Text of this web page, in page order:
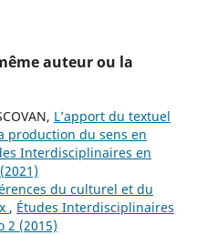
auteur ou la
L’apport du textuel
production du sens en
Interdisciplinaires en
du culturel et du
, Études Interdisciplinaires
2 (2015)